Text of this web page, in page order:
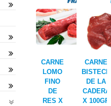
CARNE
LOMO
FINO
DE
RES X
CARNE
BISTECK
DE LA
CADERA
X 100GR